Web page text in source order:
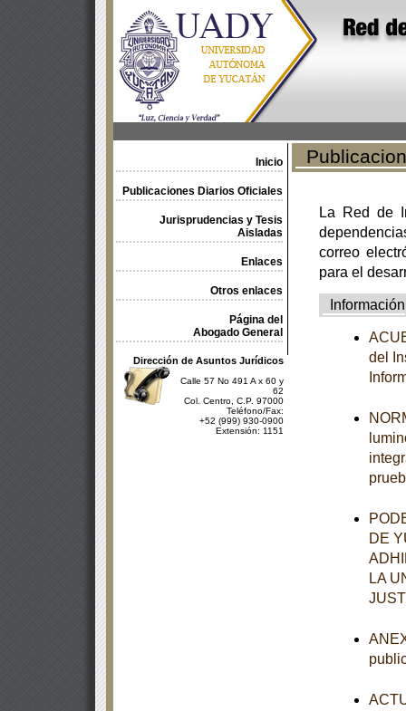
Inicio
Publicaciones Diarios Oficiales
Jurisprudencias y Tesis
Aisladas
Enlaces
Otros enlaces
Página del
Abogado General
Dirección de Asuntos Jurídicos
Calle 57 No 491 A x 60 y
62
Col. Centro, C.P. 97000
Teléfono/Fax:
+52 (999) 930-0900
Extensión: 1151
La Red de
correo
para el
Información
del
DE
LA